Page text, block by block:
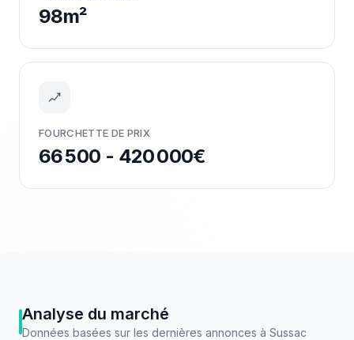
98m²
FOURCHETTE DE PRIX
66 500 - 420 000€
Analyse du marché
Données basées sur les dernières annonces à Sussac